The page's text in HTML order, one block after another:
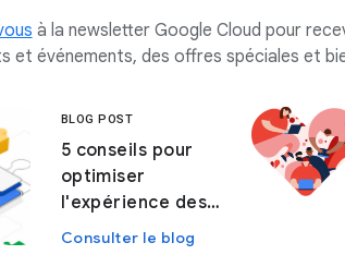
à la newsletter Google Cloud pour
et événements, des offres spéciales et
BLOG POST
5 conseils pour
optimiser
l'expérience des
développeurs
Consulter le blog